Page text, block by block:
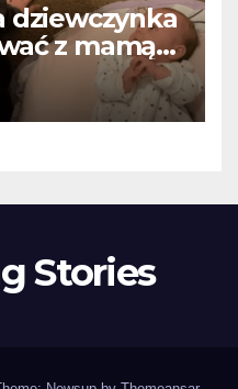
dziewczynka
z mamą…
serc
Stories